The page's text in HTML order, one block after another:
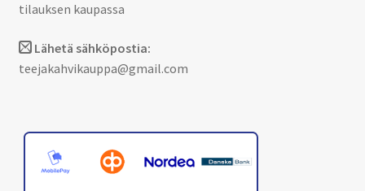
tilauksen kaupassa
Lähetä sähköpostia:
teejakahvikauppa@gmail.com